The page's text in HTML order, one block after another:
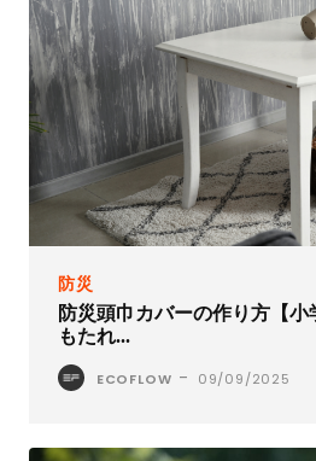
防災
防災頭巾カバーの作り方【
もたれ...
ECOFLOW - 09/09/2025